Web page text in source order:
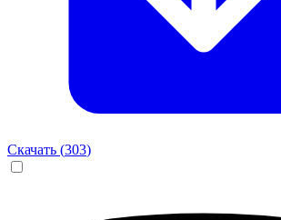
Скачать (303)